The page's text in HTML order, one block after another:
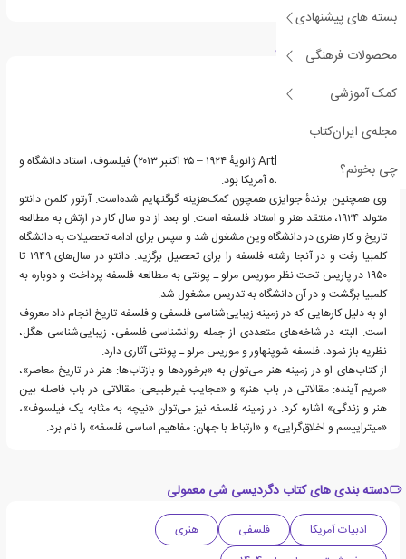
بسته های پیشنهادی
محصولات فرهنگی
کمک آموزشی
مجله‌ی ایران‌کتاب
چی بخونم؟
درباره آرتور کلمن دانتو
آرتور دانتو (Arthur Danto‎; ۱ ژانویهٔ ۱۹۲۴ – ۲۵ اکتبر ۲۰۱۳) فیلسوف، استاد دانشگاه و
نویسنده اهل ایالات متحده آمریکا بود.
وی همچنین برندهٔ جوایزی همچون کمک‌هزینه گوگنهایم شده‌است. آرتور کلمن دانتو
متولد ۱۹۲۴، منتقد هنر و استاد فلسفه است. او بعد از دو سال کار در ارتش به مطالعه
تاریخ و کار هنری در دانشگاه وین مشغول شد و سپس برای ادامه تحصیلات به دانشگاه
کلمبیا رفت و در آنجا رشته فلسفه را برای تحصیل برگزید. دانتو در سال‌های ۱۹۴۹ تا
۱۹۵۰ در پاریس تحت نظر موریس مرلو ـ پونتی به مطالعه فلسفه پرداخت و دوباره به
کلمبیا برگشت و در آن دانشگاه به تدریس مشغول شد.
او به دلیل کارهایی که در زمینه زیبایی‌شناسی فلسفی و فلسفه تاریخ انجام داد معروف
است. البته در شاخه‌های متعددی از جمله روانشناسی فلسفی، زیبایی‌شناسی هگل،
نظریه باز نمود، فلسفه شوپنهاور و موریس مرلو ـ پونتی آثاری دارد.
از کتاب‌های او در زمینه هنر می‌توان به «برخوردها و بازتاب‌ها: هنر در تاریخ معاصر»،
«مریم آینده: مقالاتی در باب هنر» و «عجایب غیرطبیعی: مقالاتی در باب فاصله بین
هنر و زندگی» اشاره کرد. در زمینه فلسفه نیز می‌توان «نیچه به مثابه یک فیلسوف»،
«میتراییسم و اخلاق‌گرایی» و «ارتباط با جهان: مفاهیم اساسی فلسفه» را نام برد.
دسته بندی های کتاب دگردیسی شی معمولی
ادبیات آمریکا فلسفی
هنری